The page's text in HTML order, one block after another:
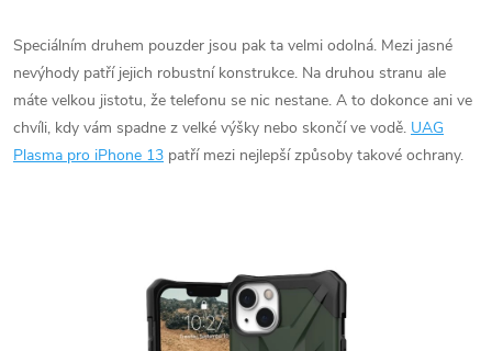
Speciálním druhem pouzder jsou pak ta velmi odolná. Mezi jasné
nevýhody patří jejich robustní konstrukce. Na druhou stranu ale
máte velkou jistotu, že telefonu se nic nestane. A to dokonce ani ve
chvíli, kdy vám spadne z velké výšky nebo skončí ve vodě. UAG
Plasma pro iPhone 13 patří mezi nejlepší způsoby takové ochrany.